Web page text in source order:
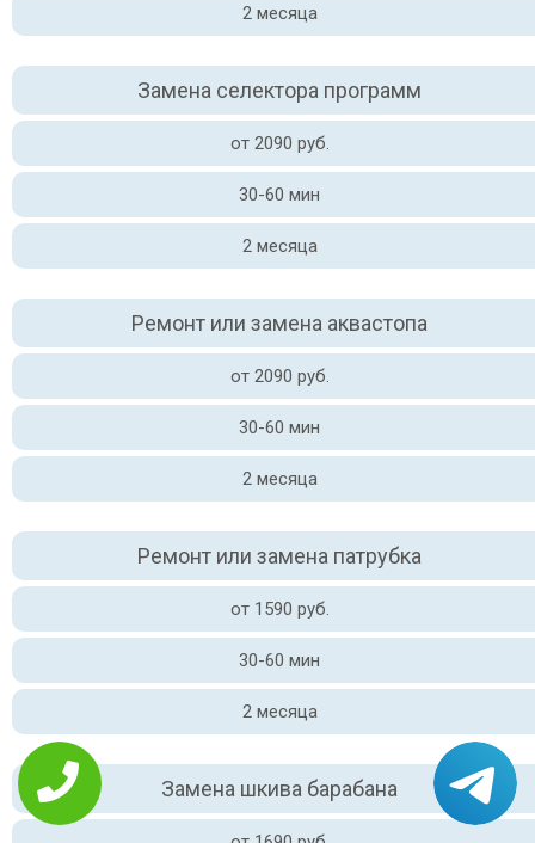
2 месяца
Замена селектора программ
от 2090 руб.
30-60 мин
2 месяца
Ремонт или замена аквастопа
от 2090 руб.
30-60 мин
2 месяца
Ремонт или замена патрубка
от 1590 руб.
30-60 мин
2 месяца
Замена шкива барабана